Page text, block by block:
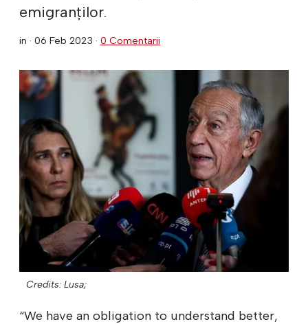
emigranților.
in · 06 Feb 2023 · 0 Comentarii
Credits: Lusa;
“We have an obligation to understand better,